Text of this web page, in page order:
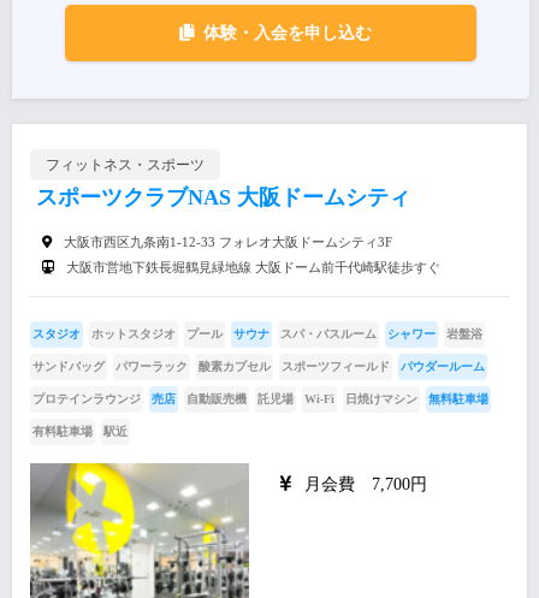
体験・入会を申し込む
フィットネス・スポーツ
スポーツクラブNAS 大阪ドームシティ
大阪市西区九条南1-12-33 フォレオ大阪ドームシティ3F
大阪市営地下鉄長堀鶴見緑地線 大阪ドーム前千代崎駅徒歩すぐ
スタジオ ホットスタジオ プール サウナ スパ・バスルーム シャワー 岩盤浴
サンドバッグ パワーラック 酸素カプセル スポーツフィールド パウダールーム
プロテインラウンジ 売店 自動販売機 託児場 Wi-Fi 日焼けマシン 無料駐車場
有料駐車場 駅近
月会費 7,700円